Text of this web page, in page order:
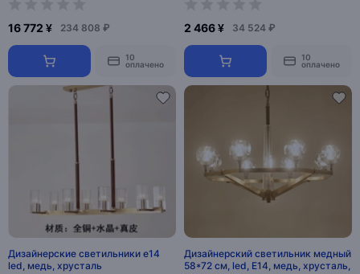
16 772 ¥ 234 808 ₽
10
оплачено
2 466 ¥ 34 524 ₽
10
оплачено
Дизайнерские светильники e14
led, медь, хрусталь
Дизайнерский светильник медный
58*72 см, led, E14, медь, хрусталь,